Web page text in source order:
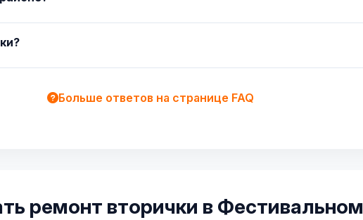
Больше ответов на странице FAQ
ремонт вторички в Фестивальном